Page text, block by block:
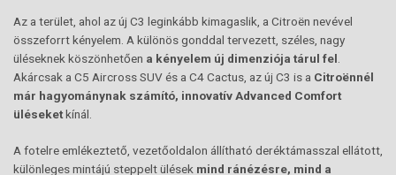
Az a terület, ahol az új C3 leginkább kimagaslik, a Citroën nevével
összeforrt kényelem. A különös gonddal tervezett, széles, nagy
üléseknek köszönhetően a kényelem új dimenziója tárul fel
Akárcsak a C5 Aircross SUV és a C4 Cactus, az új C3 is a Citroënnél
már hagyománynak számító, innovatív Advanced Comfort
üléseketkínál.
A fotelre emlékeztető, vezetőoldalon állítható deréktámasszal ellátott,
különleges mintájú steppelt ülések mind ránézésre, mind a